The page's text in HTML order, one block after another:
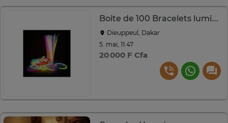
Boite de 100 Bracelets lumineux
Dieuppeul, Dakar
5. mai, 11:47
20 000 F Cfa